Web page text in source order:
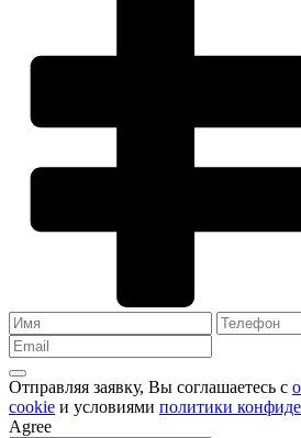
Отправляя заявку, Вы соглашаетесь с
cookie и условиями политики
Agree